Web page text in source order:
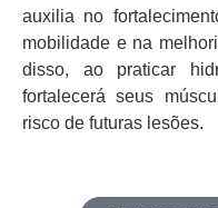
auxilia no
mobilidade e na
disso, ao praticar
fortalecerá seus
risco de futuras lesões.